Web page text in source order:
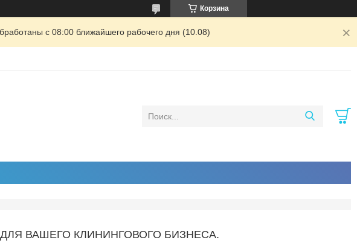
Корзина
с 08:00 ближайшего рабочего дня (10.08)
ВАШЕГО КЛИНИНГОВОГО БИЗНЕСА.